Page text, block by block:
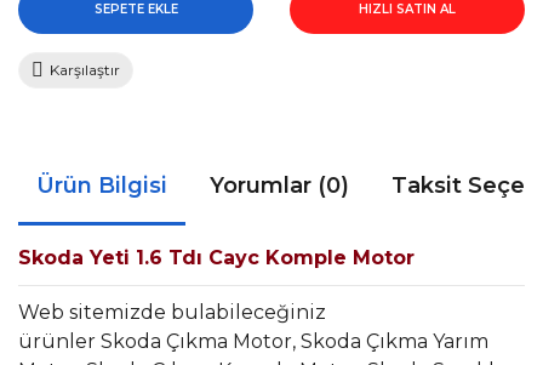
SEPETE EKLE HIZLI SATIN AL
Karşılaştır
Ürün Bilgisi Yorumlar (0) Taksit
Skoda Yeti 1.6 Tdı Cayc Komple Motor
Web sitemizde bulabileceğiniz
ürünler Skoda Çıkma Motor, Skoda Çıkma Yarım